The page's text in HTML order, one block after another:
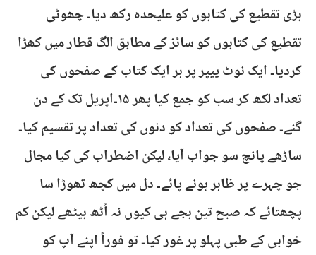
بڑی تقطیع کی کتابوں کو علیحدہ رکھ دیا۔ چھوٹی
تقطیع کی کتابوں کو سائز کے مطابق الگ قطار میں کھڑا
کردیا۔ ایک نوٹ پیپر پر ہر ایک کتاب کے صفحوں کی
تعداد لکھ کر سب کو جمع کیا پھر ۱۵۔اپریل تک کے دن
گنے۔ صفحوں کی تعداد کو دنوں کی تعداد پر تقسیم کیا۔
ساڑھے پانچ سو جواب آیا، لیکن اضطراب کی کیا مجال
جو چہرے پر ظاہر ہونے پائے۔ دل میں کچھ تھوڑا سا
پچھتائے کہ صبح تین بجے ہی کیوں نہ اُٹھ بیٹھے لیکن کم
خوابی کے طبی پہلو پر غور کیا۔ تو فوراً اپنے آپ کو